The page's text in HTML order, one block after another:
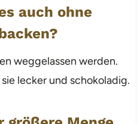
auch ohne
weggelassen werden.
lecker und schokoladig.